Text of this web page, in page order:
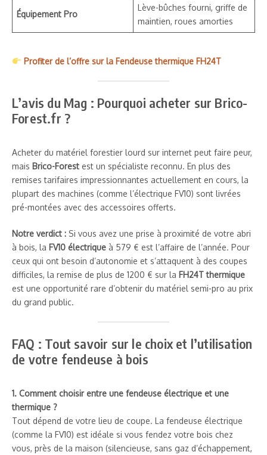
Équipement Pro
Lève-bûches fourni, griffe de
maintien, roues amorties
Profiter de l’offre sur la Fendeuse thermique FH24T
L’avis du Mag : Pourquoi acheter sur Brico-
Forest.fr ?
Acheter du matériel forestier lourd sur internet peut faire peur,
mais Brico-Forest est un spécialiste reconnu. En plus des
remises tarifaires impressionnantes actuellement en cours, la
plupart des machines (comme l’électrique FV10) sont livrées
pré-montées avec des accessoires offerts.
Notre verdict : Si vous avez une prise à proximité de votre abri
à bois, la FV10 électrique à 579 € est l’affaire de l’année. Pour
ceux qui ont besoin d’autonomie et s’attaquent à des coupes
difficiles, la remise de plus de 1200 € sur la FH24T thermique
est une opportunité rare d’obtenir du matériel semi-pro au prix
du grand public.
FAQ : Tout savoir sur le choix et l’utilisation
de votre fendeuse à bois
1. Comment choisir entre une fendeuse électrique et une
thermique ?
Tout dépend de votre lieu de coupe. La fendeuse électrique
(comme la FV10) est idéale si vous fendez votre bois chez
vous, près de la maison (silencieuse, sans gaz d’échappement,